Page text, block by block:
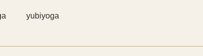
yubiyoga